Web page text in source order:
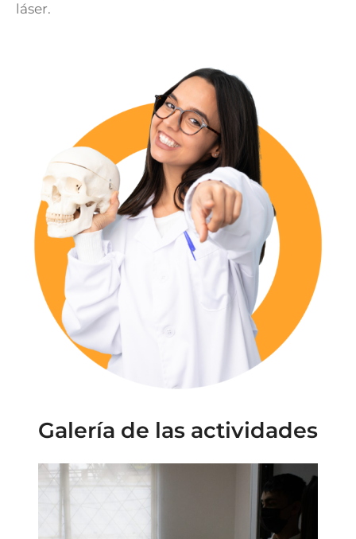
láser.
Galería de las actividades